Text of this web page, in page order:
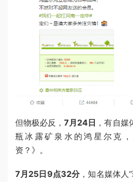
但物极必反，7月24日 ，有自
瓶冰露矿泉水的鸿星尔克
资？》。
7月25日9点32分，知名媒体人